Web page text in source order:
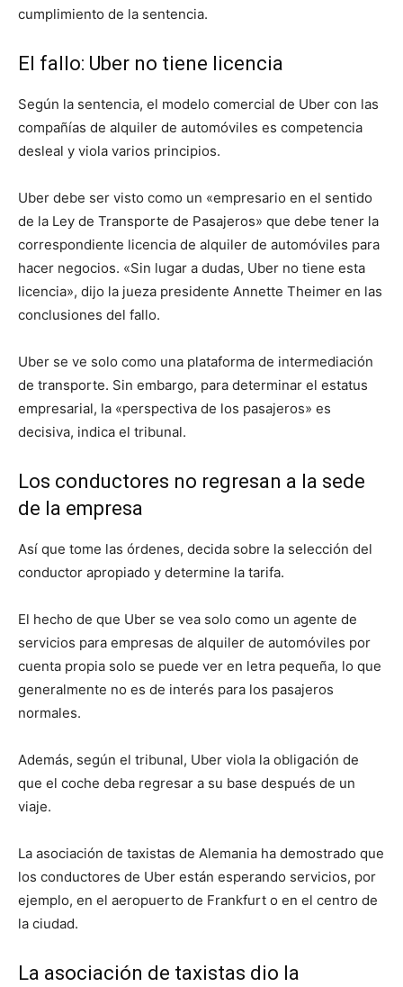
cumplimiento de la sentencia.
El fallo: Uber no tiene licencia
Según la sentencia, el modelo comercial de Uber con las
compañías de alquiler de automóviles es competencia
desleal y viola varios principios.
Uber debe ser visto como un «empresario en el sentido
de la Ley de Transporte de Pasajeros» que debe tener la
correspondiente licencia de alquiler de automóviles para
hacer negocios. «Sin lugar a dudas, Uber no tiene esta
licencia», dijo la jueza presidente Annette Theimer en las
conclusiones del fallo.
Uber se ve solo como una plataforma de intermediación
de transporte. Sin embargo, para determinar el estatus
empresarial, la «perspectiva de los pasajeros» es
decisiva, indica el tribunal.
Los conductores no regresan a la sede
de la empresa
Así que tome las órdenes, decida sobre la selección del
conductor apropiado y determine la tarifa.
El hecho de que Uber se vea solo como un agente de
servicios para empresas de alquiler de automóviles por
cuenta propia solo se puede ver en letra pequeña, lo que
generalmente no es de interés para los pasajeros
normales.
Además, según el tribunal, Uber viola la obligación de
que el coche deba regresar a su base después de un
viaje.
La asociación de taxistas de Alemania ha demostrado que
los conductores de Uber están esperando servicios, por
ejemplo, en el aeropuerto de Frankfurt o en el centro de
la ciudad.
La asociación de taxistas dio la